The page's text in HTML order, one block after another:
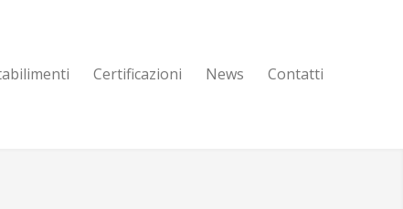
Certificazioni News Contatti